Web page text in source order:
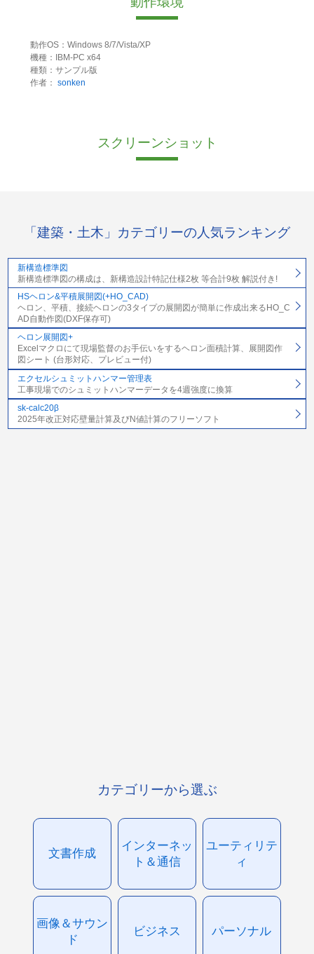
動作OS：Windows 8/7/Vista/XP
機種：IBM-PC x64
種類：サンプル版
作者： sonken
スクリーンショット
「建築・土木」カテゴリーの人気ランキング
新構造標準図
新構造標準図の構成は、新構造設計特記仕様2枚 等合計9枚 解説付き!
HSヘロン&平積展開図(+HO_CAD)
ヘロン、平積、接続ヘロンの3タイプの展開図が簡単に作成出来るHO_C
AD自動作図(DXF保存可)
ヘロン展開図+
Excelマクロにて現場監督のお手伝いをするヘロン面積計算、展開図作
図シート (台形対応、プレビュー付)
エクセルシュミットハンマー管理表
工事現場でのシュミットハンマーデータを4週強度に換算
sk-calc20β
2025年改正対応壁量計算及びN値計算のフリーソフト
カテゴリーから選ぶ
文書作成
インターネッ
ト＆通信
ユーティリテ
ィ
画像＆サウン
ド
ビジネス パーソナル